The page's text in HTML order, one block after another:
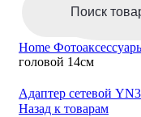
Home
головой 14см
Адаптер сетевой
Назад к товарам